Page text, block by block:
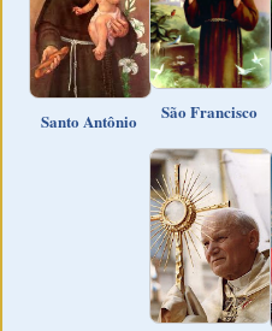
Santo Antônio São Francisco